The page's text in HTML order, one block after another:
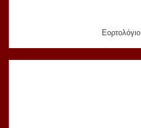
Εορτολόγιο